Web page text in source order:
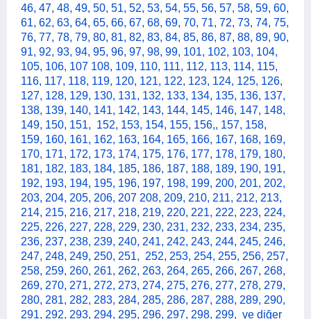
46, 47, 48, 49, 50, 51, 52, 53, 54, 55, 56, 57, 58, 59, 60,
61, 62, 63, 64, 65, 66, 67, 68, 69, 70, 71, 72, 73, 74, 75,
76, 77, 78, 79, 80, 81, 82, 83, 84, 85, 86, 87, 88, 89, 90,
91, 92, 93, 94, 95, 96, 97, 98, 99, 101, 102, 103, 104,
105, 106, 107 108, 109, 110, 111, 112, 113, 114, 115,
116, 117, 118, 119, 120, 121, 122, 123, 124, 125, 126,
127, 128, 129, 130, 131, 132, 133, 134, 135, 136, 137,
138, 139, 140, 141, 142, 143, 144, 145, 146, 147, 148,
149, 150, 151, 152, 153, 154, 155, 156,, 157, 158,
159, 160, 161, 162, 163, 164, 165, 166, 167, 168, 169,
170, 171, 172, 173, 174, 175, 176, 177, 178, 179, 180,
181, 182, 183, 184, 185, 186, 187, 188, 189, 190, 191,
192, 193, 194, 195, 196, 197, 198, 199, 200, 201, 202,
203, 204, 205, 206, 207 208, 209, 210, 211, 212, 213,
214, 215, 216, 217, 218, 219, 220, 221, 222, 223, 224,
225, 226, 227, 228, 229, 230, 231, 232, 233, 234, 235,
236, 237, 238, 239, 240, 241, 242, 243, 244, 245, 246,
247, 248, 249, 250, 251, 252, 253, 254, 255, 256, 257,
258, 259, 260, 261, 262, 263, 264, 265, 266, 267, 268,
269, 270, 271, 272, 273, 274, 275, 276, 277, 278, 279,
280, 281, 282, 283, 284, 285, 286, 287, 288, 289, 290,
291, 292, 293, 294, 295, 296, 297, 298, 299, ve diğer